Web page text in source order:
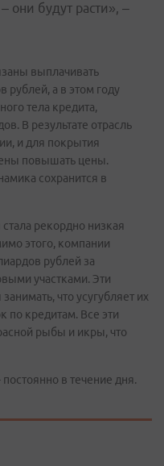
они будут расти», –
выплачивать
рублей, а в этом году
тела кредита,
В результате отрасль
и для покрытия
повышать цены.
сохранится в
рекордно низкая
этого, компании
рублей за
участками. Эти
что усугубляет их
по кредитам. Все эти
рыбы и икры, что
в течение дня.